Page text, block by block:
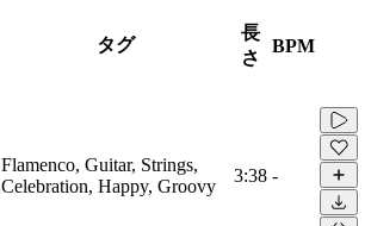
タグ
長
さ
BPM
Flamenco, Guitar, Strings,
Celebration, Happy, Groovy
3:38 -